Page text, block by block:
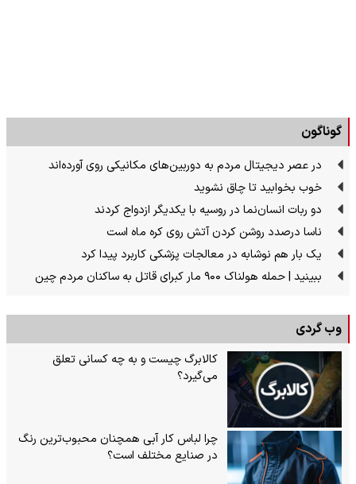
گوناگون
در عصر دیجیتال مردم به دوربین‌های مکانیکی روی آورده‌اند
خوب بخوابید تا چاق نشوید
دو ربات انسان‌نما در روسیه با یکدیگر ازدواج کردند
ناسا درصدد روشن کردن آتش روی کره ماه است
یک بار هم نوشابه در معالجات پزشکی کاربرد پیدا کرد
ببینید | حمله هولناک ۹۰۰ مار کبرای قاتل به ساکنان مردم چین
وب گردی
کالابرگ چیست و به چه کسانی تعلق
می‌گیرد؟
چرا لباس کار آبی همچنان محبوب‌ترین رنگ
در صنایع مختلف است؟